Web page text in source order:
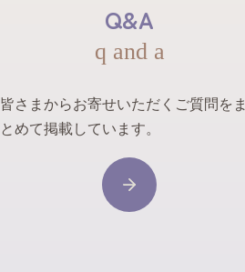
Q&A
q and a
皆さまからお寄せいただくご質問をま
とめて掲載しています。